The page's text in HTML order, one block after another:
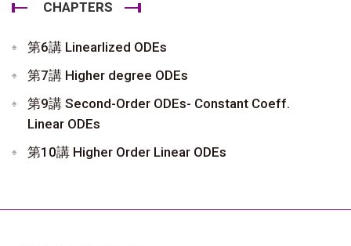
CHAPTERS
第6講 Linearlized ODEs
第7講 Higher degree ODEs
第9講 Second-Order ODEs- Constant Coeff.
Linear ODEs
第10講 Higher Order Linear ODEs